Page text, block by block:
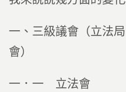
一、三級議會（立法
會）
一．一 立法會